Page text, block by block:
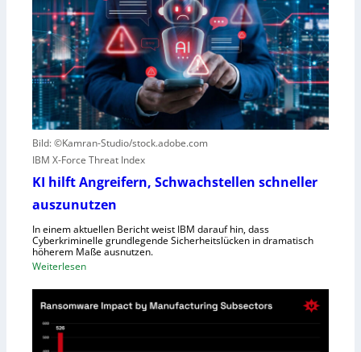
e
g
e
n
S
c
h
l
e
h
l
e
i
s
e
s
c
o
u
t
r
n
e
n
t
R
e
n
Bild: ©Kamran-Studio/stock.adobe.com
IBM X-Force Threat Index
KI hilft Angreifern, Schwachstellen schneller
auszunutzen
In einem aktuellen Bericht weist IBM darauf hin, dass
Cyberkriminelle grundlegende Sicherheitslücken in dramatisch
höherem Maße ausnutzen.
Weiterlesen: